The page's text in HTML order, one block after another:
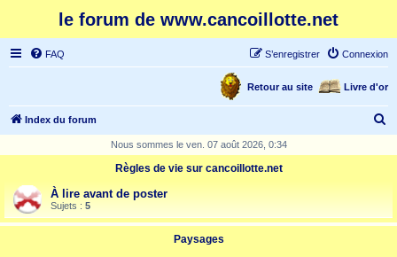
le forum de www.cancoillotte.net
FAQ Connexion
S’enregistrer
Livre d'or
Retour au site
Index du forum
r
Nous sommes le ven. 07 août 2026, 0:34
Règles de vie sur cancoillotte.net
À lire avant de poster
Sujets : 5
Paysages